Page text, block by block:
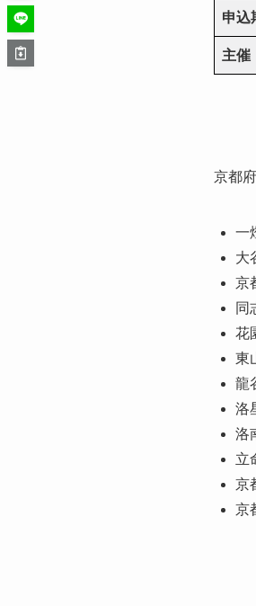
申込
主催
京都府
一
大
京
同
花
東
龍
洛
洛
立
京
京